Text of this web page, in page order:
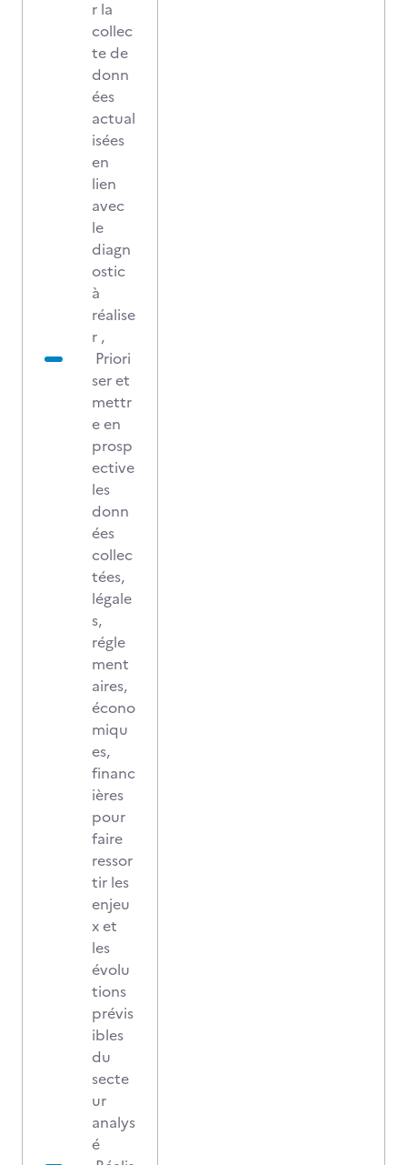
r la
collec
te de
donn
ées
actual
isées
en
lien
avec
le
diagn
ostic
à
réalise
r ,
Priori
ser et
mettr
e en
prosp
ective
les
donn
ées
collec
tées,
légale
s,
régle
ment
aires,
écono
miqu
es,
financ
ières
pour
faire
ressor
tir les
enjeu
x et
les
évolu
tions
prévis
ibles
du
secte
ur
analys
é